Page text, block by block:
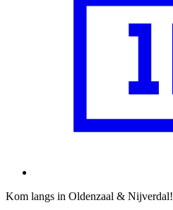
Kom langs in Oldenzaal & Nijverdal!